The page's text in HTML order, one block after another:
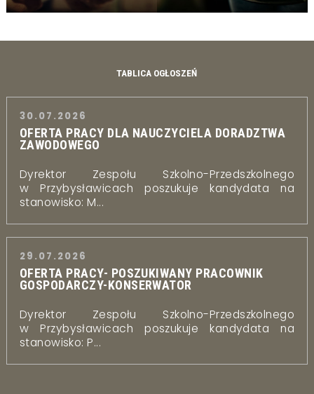
TABLICA OGŁOSZEŃ
30.07.2026
OFERTA PRACY DLA NAUCZYCIELA DORADZTWA
ZAWODOWEGO
Dyrektor Zespołu Szkolno-Przedszkolnego
w Przybysławicach poszukuje kandydata na
stanowisko: M...
29.07.2026
OFERTA PRACY- POSZUKIWANY PRACOWNIK
GOSPODARCZY-KONSERWATOR
Dyrektor Zespołu Szkolno-Przedszkolnego
w Przybysławicach poszukuje kandydata na
stanowisko: P...